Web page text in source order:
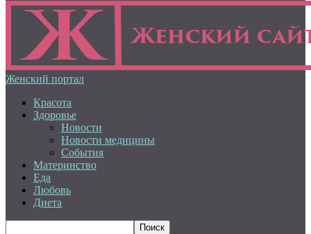
Женский портал
Красота
Здоровье
Новости
Новости медицины
События
Материнство
Еда
Любовь
Диета